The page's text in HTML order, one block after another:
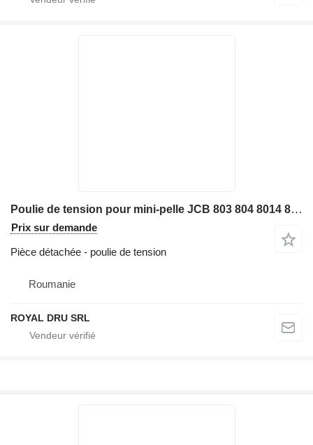
Poulie de tension pour mini-pelle JCB 803 804 8014 8015 8060
Prix sur demande
Pièce détachée - poulie de tension
Roumanie
ROYAL DRU SRL